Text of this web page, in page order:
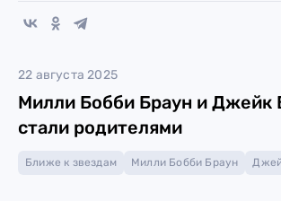
22 августа 2025
Милли Бобби Браун и Джейк
стали родителями
Ближе к звездам Милли Бобби Браун